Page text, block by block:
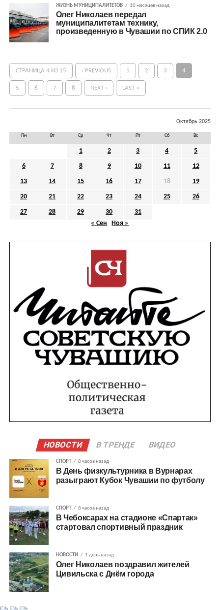
ЖИЗНЬ МУНИЦИПАЛИТЕТОВ 10 месяцев назад
Олег Николаев передал
муниципалитетам технику,
произведенную в Чувашии по СПИК 2.0
СТРАНИЦА 4 ИЗ 15 ‹ PREVIOUS 1 2 3 4
5 6 7 8 NEXT › LAST »
Октябрь 2025
Пн Вт Ср Чт Пт Сб Вс
1 2 3 4 5
6 7 8 9 10 11 12
13 14 15 16 17 18 19
20 21 22 23 24 25 26
27 28 29 30
31
« Сен
Ноя »
НОВОСТИ В ТРЕНДЕ ВИДЕО
СПОРТ 8 часов назад
В День физкультурника в Вурнарах
разыграют Кубок Чувашии по футболу
СПОРТ 8 часов назад
В Чебоксарах на стадионе «Спартак»
стартовал спортивный праздник
НОВОСТИ 1 день назад
Олег Николаев поздравил жителей
Цивильска с Днём города